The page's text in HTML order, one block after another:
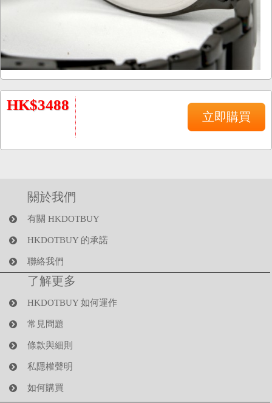
HK$3488
立即購買
關於我們
有關 HKDOTBUY
HKDOTBUY 的承諾
聯絡我們
了解更多
HKDOTBUY 如何運作
常見問題
條款與細則
私隱權聲明
如何購買